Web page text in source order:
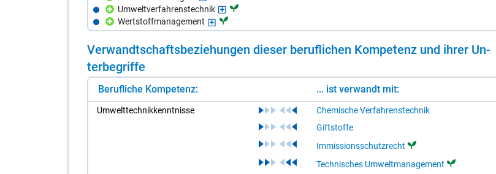
Umweltverfahrenstechnik
Wertstoffmanagement
Ver­wandt­schafts­be­zie­hun­gen die­ser be­ruf­li­chen Kom­pe­tenz und ih­rer Un­
ter­be­grif­fe
Berufliche Kompetenz: ... ist verwandt mit:
Um­welt­tech­nik­kennt­nis­se
Chemische Verfahrenstechnik
Giftstoffe
Immissionsschutzrecht
Technisches Umweltmanagement